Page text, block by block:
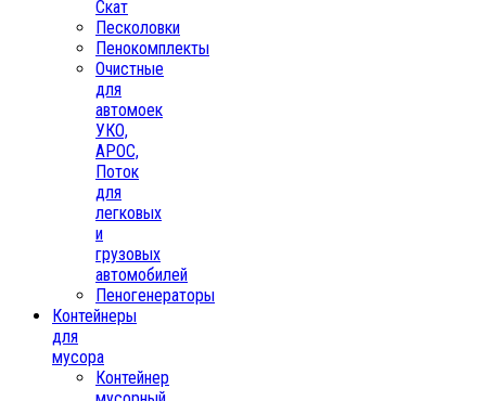
Скат
Песколовки
Пенокомплекты
Очистные
для
автомоек
УКО,
АРОС,
Поток
для
легковых
и
грузовых
автомобилей
Пеногенераторы
Контейнеры
для
мусора
Контейнер